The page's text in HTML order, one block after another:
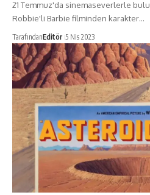
21 Temmuz'da sinemaseverlerle
Robbie'li Barbie filminden karakter…
TarafındanEditör 5 Nis 2023